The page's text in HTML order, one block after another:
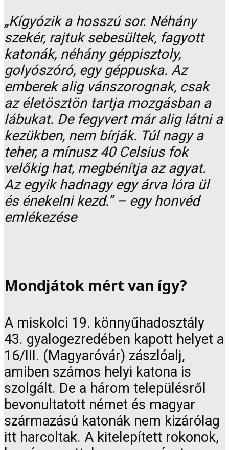
„Kígyózik a hosszú sor. Néhány
szekér, rajtuk sebesültek, fagyott
katonák, néhány géppisztoly,
golyószóró, egy géppuska. Az
emberek alig vánszorognak, csak
az életösztön tartja mozgásban a
lábukat. De fegyvert már alig látni a
kezükben, nem bírják. Túl nagy a
teher, a mínusz 40 Celsius fok
velőkig hat, megbénítja az agyat.
Az egyik hadnagy egy árva lóra ül
és énekelni kezd.” – egy honvéd
emlékezése
Mondjátok mért van így?
A miskolci 19. könnyűhadosztály
43. gyalogezredében kapott helyet a
16/III. (Magyaróvár) zászlóalj,
amiben számos helyi katona is
szolgált. De a három településről
bevonultatott német és magyar
származású katonák nem kizárólag
itt harcoltak. A kitelepített rokonok,